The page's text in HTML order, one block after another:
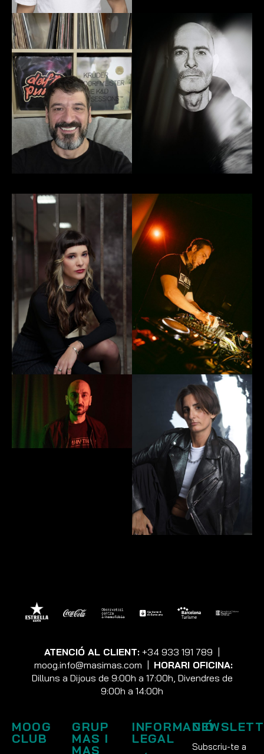
ATENCIÓ AL CLIENT: +34 933 191 789 |
moog.info@masimas.com | HORARI OFICINA:
Dilluns a Dijous de 9:00h a 17:00h, Divendres de
9:00h a 14:00h
MOOG
CLUB
GRUP
MAS I
MAS
INFORMACIÓ
LEGAL
Subscriu-te a